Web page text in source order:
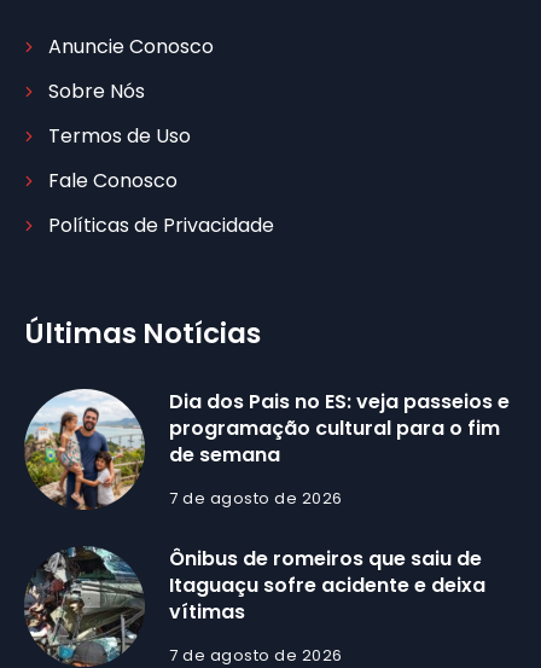
Anuncie Conosco
Sobre Nós
Termos de Uso
Fale Conosco
Políticas de Privacidade
Últimas Notícias
Dia dos Pais no ES: veja passeios e
programação cultural para o fim
de semana
7 de agosto de 2026
Ônibus de romeiros que saiu de
Itaguaçu sofre acidente e deixa
vítimas
7 de agosto de 2026